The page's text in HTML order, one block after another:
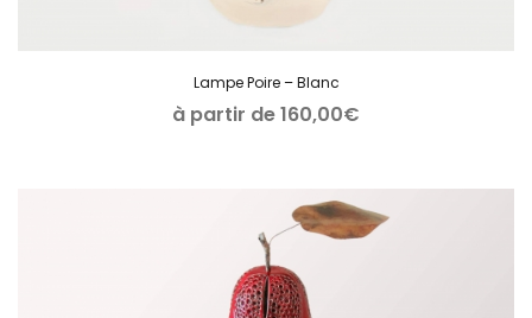
Lampe Poire – Blanc
à partir de160,00€